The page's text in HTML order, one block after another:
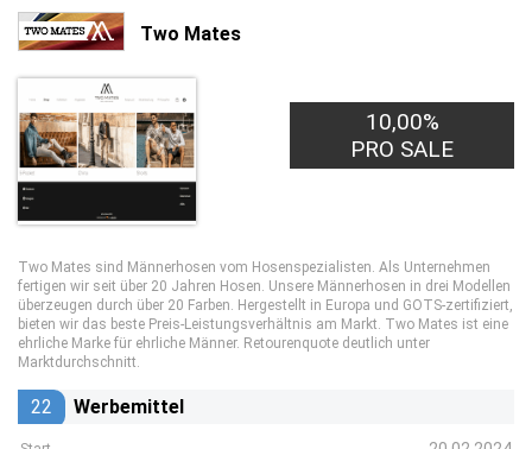
Two Mates
10,00%
PRO SALE
Two Mates sind Männerhosen vom Hosenspezialisten. Als Unternehmen
fertigen wir seit über 20 Jahren Hosen. Unsere Männerhosen in drei Modellen
überzeugen durch über 20 Farben. Hergestellt in Europa und GOTS-zertifiziert,
bieten wir das beste Preis-Leistungsverhältnis am Markt. Two Mates ist eine
ehrliche Marke für ehrliche Männer. Retourenquote deutlich unter
Marktdurchschnitt.
22 Werbemittel